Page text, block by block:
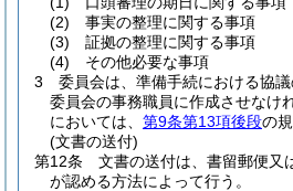
(2)
事実の整理に関する事項
(3)
証拠の整理に関する事項
(4)
その他必要な事項
3
委員会は、準備手続における協
委員会の事務職員に作成させなけ
においては、 第9条第13項後段の
(文書の送付)
第12条
文書の送付は、書留郵便又
が認める方法によって行う。